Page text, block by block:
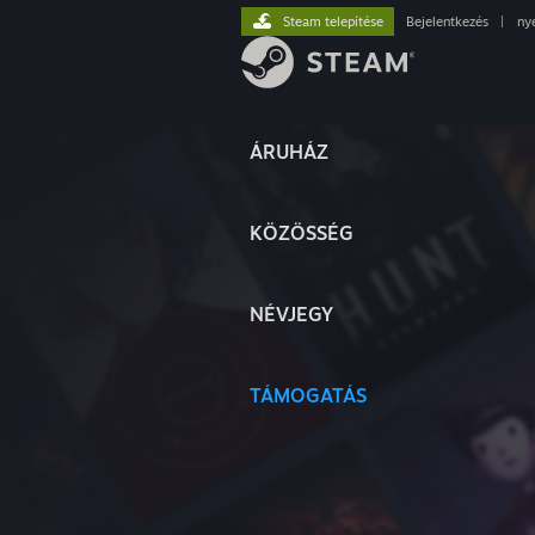
ÁRUHÁZ
KÖZÖSSÉG
NÉVJEGY
TÁMOGATÁS
Steam telepítése Bejelentkezés